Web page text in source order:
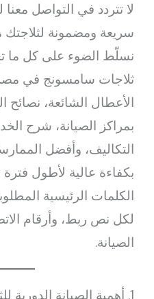
لا تتردد في التواصل
سريعة ومضمونة
نسلّط الضوء على كل ما
ثلاجات سامسونج في
الأعطال الشائعة، نصائح
بمراكز الصيانة، شرح
التكاليف، وأفضل
بكفاءة عالية لأطول
الكلمات الرئيسية
لكل نص ربط، وأرقام
الصيانة.
1. أهمية الصيانة الدورية للثلاجة